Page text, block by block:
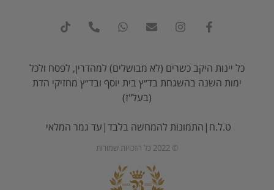
כל יינות היקב כשרים (לא מבושלים) למהדרין, לפסח ולכל
ימות השנה בהשגחת בד״ץ בית יוסף ובד״ץ מחזיקי הדת
(בעל"ז)
ט.ל.ח|התמונות להמחשה בלבד|עד גמר המלאי
© 2022 כל הזכויות שמורות